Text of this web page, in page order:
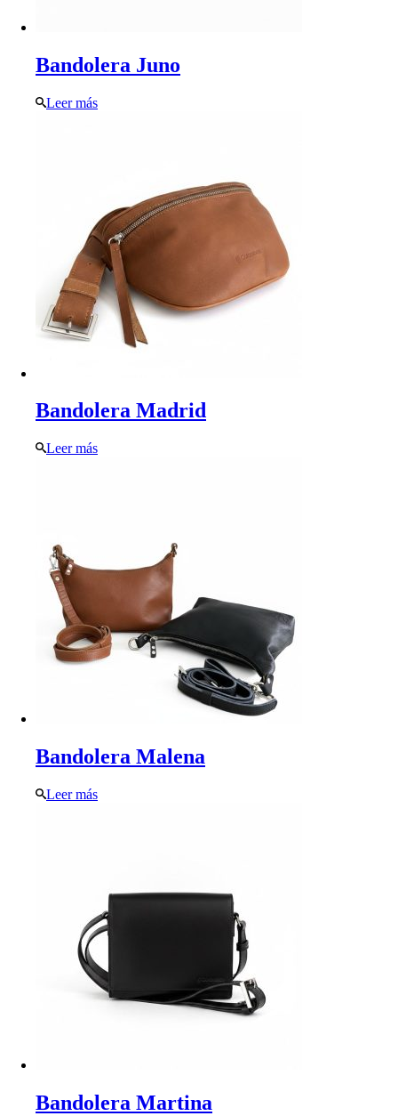
Bandolera Juno
Leer más
Bandolera Madrid
Leer más
Bandolera Malena
Leer más
Bandolera Martina